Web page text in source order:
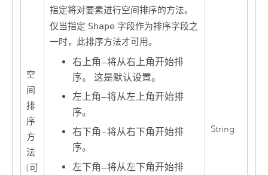
空
间
排
序
方
法
(可
指定将对要素进行空间排序的方法。
仅当指定 Shape 字段作为排序字段之
一时，此排序方法才可用。
右上角—将从右上角开始排
序。 这是默认设置。
左上角—将从左上角开始排
序。
右下角—将从右下角开始排
序。
左下角—将从左下角开始排
String